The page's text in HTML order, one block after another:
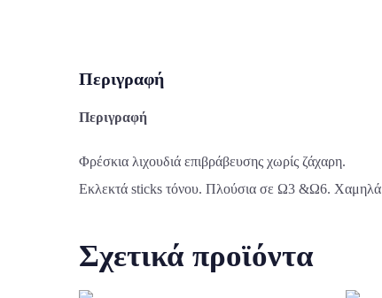
Περιγραφή
Περιγραφή
Φρέσκια λιχουδιά επιβράβευσης χωρίς ζάχαρη.
Εκλεκτά sticks τόνου. Πλούσια σε Ω3 &Ω6. Χαμηλά
Σχετικά προϊόντα